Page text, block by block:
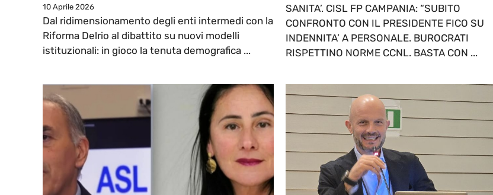
10 Aprile 2026
Dal ridimensionamento degli enti intermedi con la
Riforma Delrio al dibattito su nuovi modelli
istituzionali: in gioco la tenuta demografica ...
SANITA’. CISL FP CAMPANIA: “SUBITO
CONFRONTO CON IL PRESIDENTE FICO SU
INDENNITA’ A PERSONALE. BUROCRATI
RISPETTINO NORME CCNL. BASTA CON ...